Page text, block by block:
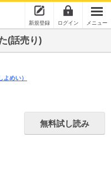
新規登録 ログイン メニュー
(話売り)
よめい）
無料試し読み